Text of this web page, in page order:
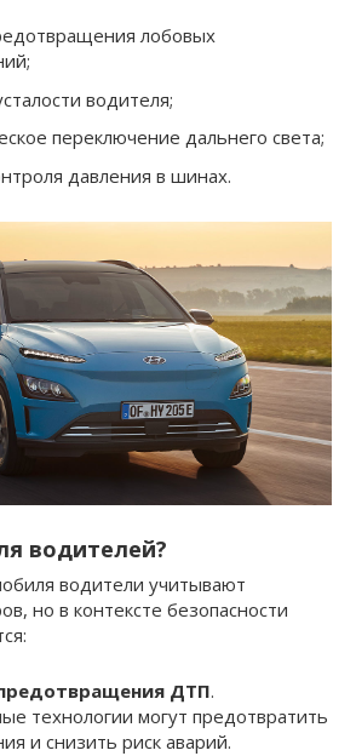
лобовых
водителя;
переключение дальнего света;
давления в шинах.
водителей?
водители учитывают
но в контексте безопасности
ДТП.
технологии могут предотвратить
и снизить риск аварий.